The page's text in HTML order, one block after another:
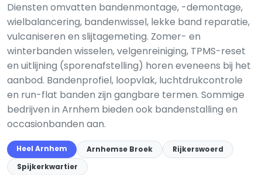
Diensten omvatten bandenmontage, -demontage,
wielbalancering, bandenwissel, lekke band reparatie,
vulcaniseren en slijtagemeting. Zomer- en
winterbanden wisselen, velgenreiniging, TPMS-reset
en uitlijning (sporenafstelling) horen eveneens bij het
aanbod. Bandenprofiel, loopvlak, luchtdrukcontrole
en run-flat banden zijn gangbare termen. Sommige
bedrijven in Arnhem bieden ook bandenstalling en
occasionbanden aan.
Heel Arnhem Arnhemse Broek
Rijkerswoerd
Spijkerkwartier